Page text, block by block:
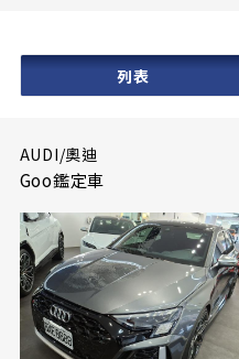
列表
AUDI/奧迪
Goo鑑定車